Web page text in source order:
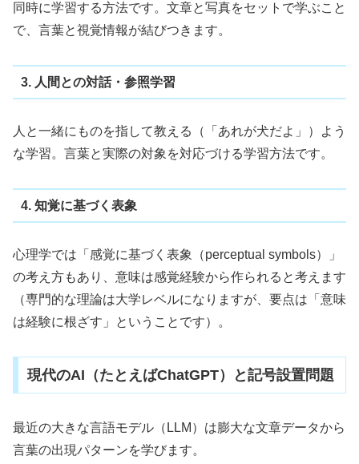
同時に学習する方法です。文章と写真をセットで学ぶこと
で、言葉と視覚情報が結びつきます。
3. 人間との対話・参照学習
人と一緒にものを指して教える（「あれが犬だよ」）よう
な学習。言葉と実際の対象を対応づける学習方法です。
4. 知覚に基づく表象
心理学では「感覚に基づく表象（perceptual symbols）」
の考え方もあり、意味は感覚経験から作られると考えます
（専門的な理論は大学レベルになりますが、要点は「意味
は経験に根ざす」ということです）。
現代のAI（たとえばChatGPT）と記号設置問題
最近の大きな言語モデル（LLM）は膨大な文章データから
言葉の出現パターンを学びます。